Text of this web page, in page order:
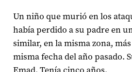
Un niño que murió en los
había perdido a su padre en
similar, en la misma zona,
misma fecha del año pasado.